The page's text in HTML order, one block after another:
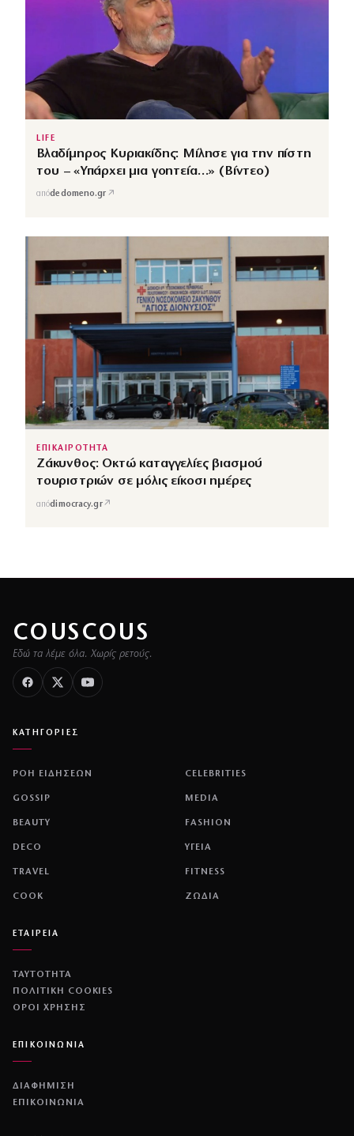
LIFE
Βλαδίμηρος Κυριακίδης: Μίλησε για την πίστη
του – «Υπάρχει μια γοητεία…» (Βίντεο)
απόdedomeno.gr ↗
ΕΠΙΚΑΙΡΟΤΗΤΑ
Ζάκυνθος: Οκτώ καταγγελίες βιασμού
τουριστριών σε μόλις είκοσι ημέρες
απόdimocracy.gr↗
COUSCOUS
Εδώ τα λέμε όλα. Χωρίς ρετούς.
ΚΑΤΗΓΟΡΙΕΣ
ΡΟΗ ΕΙΔΗΣΕΩΝ CELEBRITIES
GOSSIP MEDIA
BEAUTY FASHION
DECO ΥΓΕΙΑ
TRAVEL FITNESS
COOK ΖΩΔΙΑ
ΕΤΑΙΡΕΙΑ
ΤΑΥΤΟΤΗΤΑ
ΠΟΛΙΤΙΚΉ COOKIES
ΌΡΟΙ ΧΡΉΣΗΣ
ΕΠΙΚΟΙΝΩΝΙΑ
ΔΙΑΦΗΜΙΣΗ
ΕΠΙΚΟΙΝΩΝΙΑ